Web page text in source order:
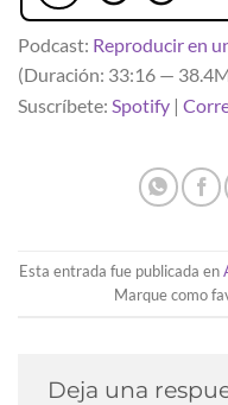
Podcast: Reproducir en
(Duración: 33:16 —
Suscríbete: Spotify |
Esta entrada fue publicada en
Marque como
Deja una